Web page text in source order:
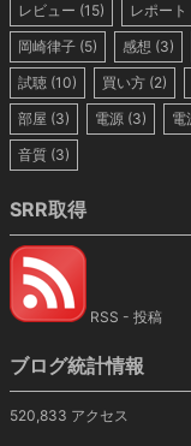
レビュー (15) レポート
岡崎律子 (5) 感想 (3)
試聴 (10) 買い方 (2)
部屋 (3) 電源 (3) 電
音質 (3)
SRR取得
RSS - 投稿
ブログ統計情報
520,833 アクセス